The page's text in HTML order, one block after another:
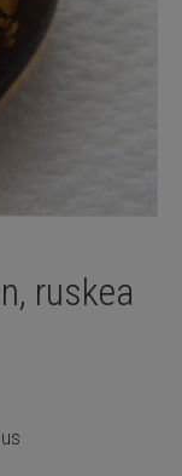
ruskea